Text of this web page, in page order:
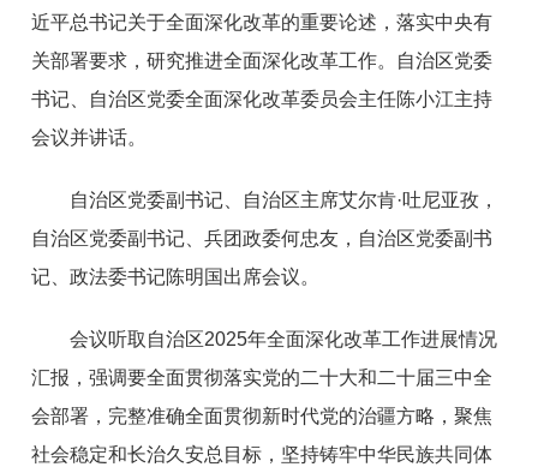
近平总书记关于全面深化改革的重要论述，落实中央有
关部署要求，研究推进全面深化改革工作。自治区党委
书记、自治区党委全面深化改革委员会主任陈小江主持
会议并讲话。
自治区党委副书记、自治区主席艾尔肯·吐尼亚孜，
自治区党委副书记、兵团政委何忠友，自治区党委副书
记、政法委书记陈明国出席会议。
会议听取自治区2025年全面深化改革工作进展情况
汇报，强调要全面贯彻落实党的二十大和二十届三中全
会部署，完整准确全面贯彻新时代党的治疆方略，聚焦
社会稳定和长治久安总目标，坚持铸牢中华民族共同体